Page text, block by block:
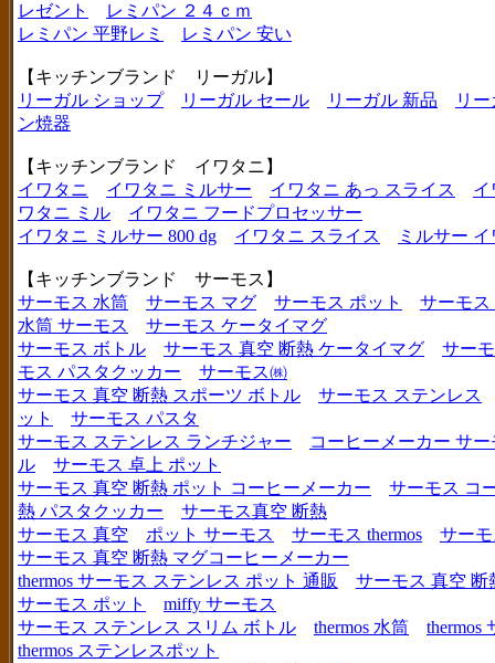
レゼント
レミパン ２４ｃｍ
レミパン 平野レミ
レミパン 安い
【キッチンブランド リーガル】
リーガル ショップ
リーガル セール リーガル 新品
リ
ン焼器
【キッチンブランド イワタニ】
イワタニ
イワタニ ミルサー イワタニ あっ スライス
イ
ワタニ ミル
イワタニ フードプロセッサー
イワタニ ミルサー 800 dg
イワタニ スライス ミルサー
【キッチンブランド サーモス】
サーモス 水筒
サーモス マグ サーモス ポット
サーモス
水筒 サーモス
サーモス ケータイマグ
サーモス ボトル
サーモス 真空 断熱 ケータイマグ
サー
モス パスタクッカー
サーモス㈱
サーモス 真空 断熱 スポーツ ボトル
サーモス ステンレス
ット
サーモス パスタ
サーモス ステンレス ランチジャー
コーヒーメーカー サー
ル
サーモス 卓上 ポット
サーモス 真空 断熱 ポット コーヒーメーカー
サーモス コ
熱 パスタクッカー
サーモス真空 断熱
サーモス 真空
ポット サーモス サーモス thermos
サー
サーモス 真空 断熱 マグコーヒーメーカー
thermos サーモス ステンレス ポット 通販
サーモス 真空 断
サーモス ポット
miffy サーモス
サーモス ステンレス スリム ボトル
thermos 水筒
thermos
thermos ステンレスポット